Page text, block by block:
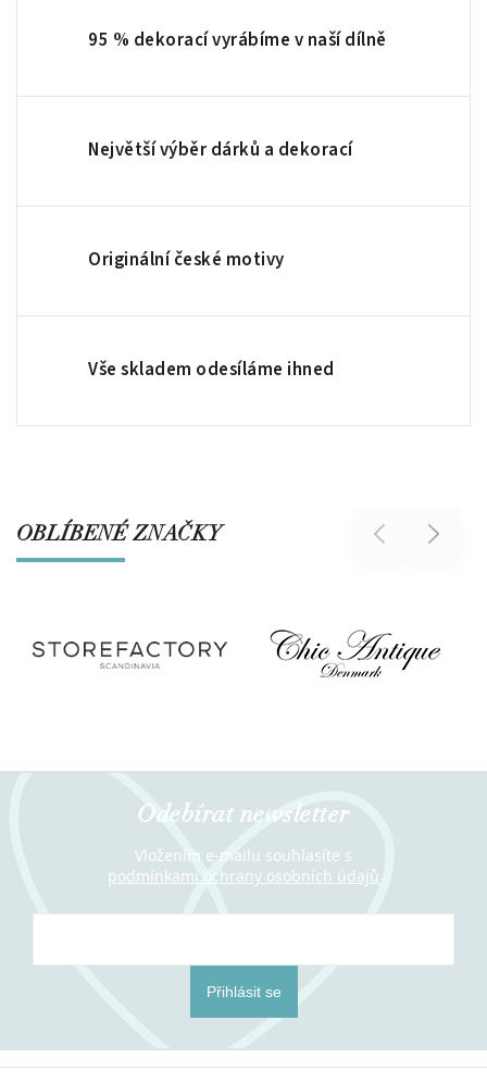
95 % dekorací vyrábíme v naší dílně
Největší výběr dárků a dekorací
Originální české motivy
Vše skladem odesíláme ihned
OBLÍBENÉ ZNAČKY Previous Next
Odebírat newsletter
Vložením e-mailu souhlasíte s
podmínkami ochrany osobních údajů
Přihlásit se